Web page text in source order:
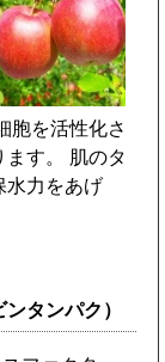
胞を活性化さ
す。 肌のタ
水力をあげ
タンパク）